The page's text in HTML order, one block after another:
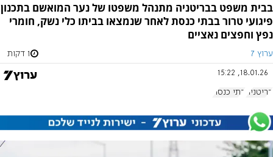
בבית משפט בבריטניה מתנהל משפטו של נער המואשם בתכנון
פיגועי טרור בבתי כנסת לאחר שנמצאו בביתו כלי נשק, חומרי
נפץ וחפצים נאציים
ערוץ 7 1 דקות
18.01.26, 15:22
בריטניה בתי כנסת